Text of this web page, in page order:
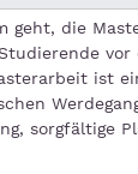
geht, die
vor
ist
sorgfältige